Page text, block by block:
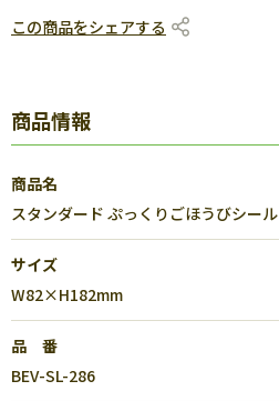
この商品をシェアする
商品情報
商品名
スタンダード ぷっくりごほうびシール
サイズ
W82×H182mm
品 番
BEV-SL-286